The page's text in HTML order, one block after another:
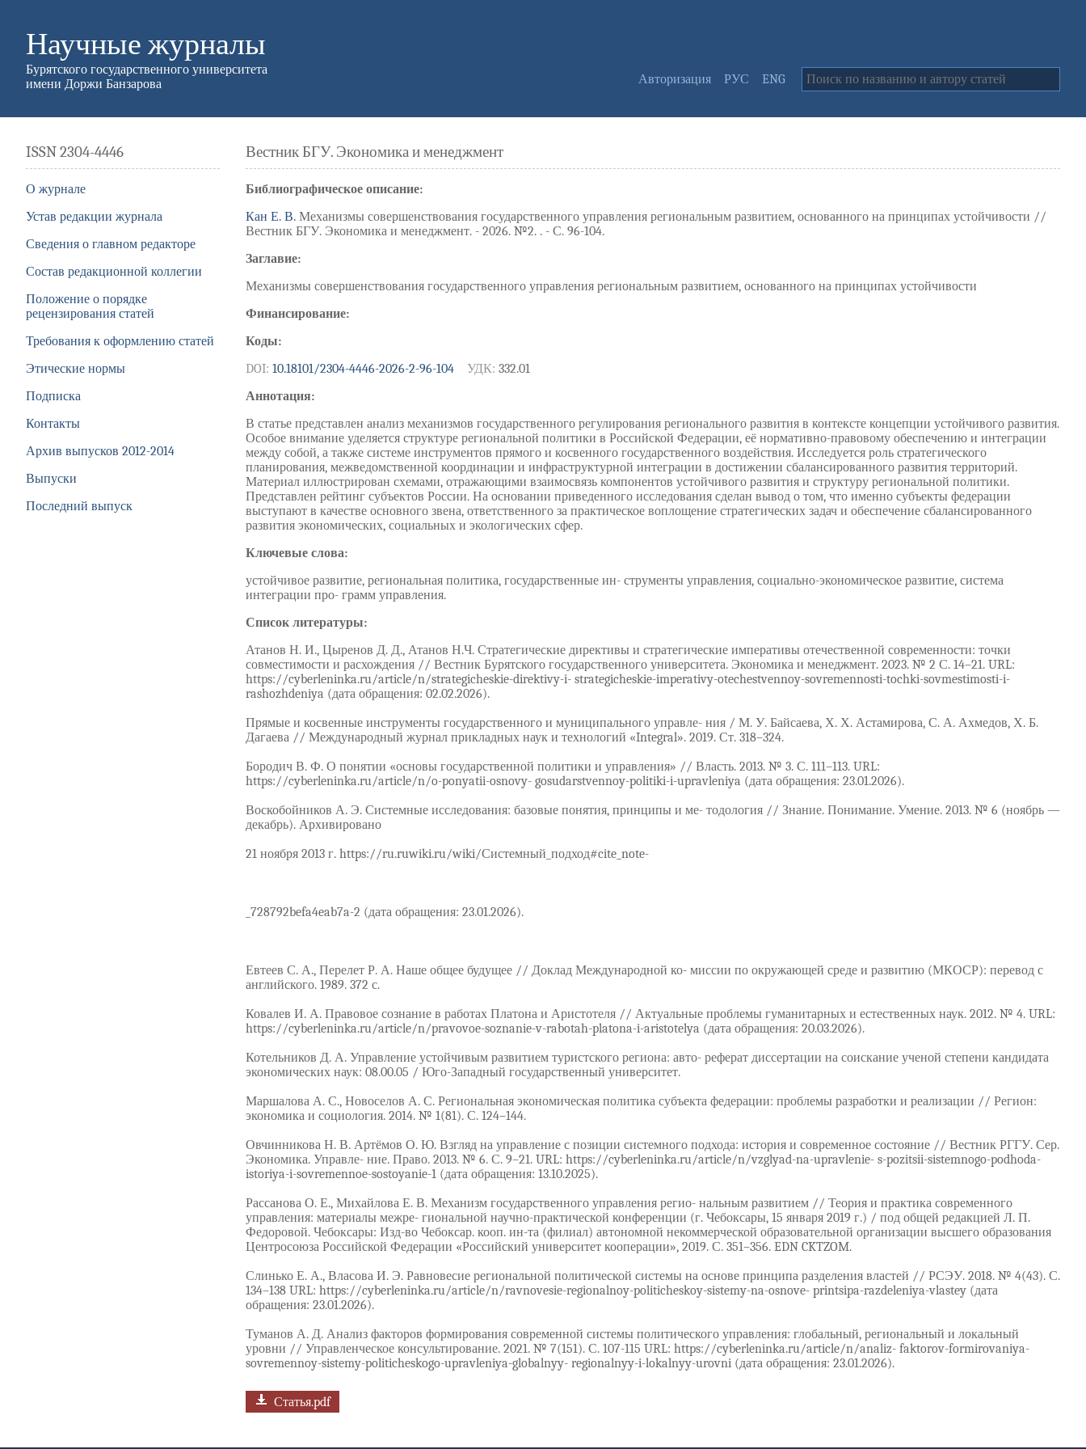
Научные журналы
Бурятского государственного университета
имени Доржи Банзарова
Авторизация РУС ENG
ISSN 2304-4446
О журнале
Устав редакции журнала
Сведения о главном редакторе
Состав редакционной коллегии
Положение о порядке
рецензирования статей
Требования к оформлению статей
Этические нормы
Подписка
Контакты
Архив выпусков 2012-2014
Выпуски
Последний выпуск
Вестник БГУ. Экономика и менеджмент
Библиографическое описание:
Кан Е. В. Механизмы совершенствования государственного управления региональным развитием, основанного на принципах устойчивости //
Вестник БГУ. Экономика и менеджмент. - 2026. №2. . - С. 96-104.
Заглавие:
Механизмы совершенствования государственного управления региональным развитием, основанного на принципах устойчивости
Финансирование:
Коды:
DOI: 10.18101/2304-4446-2026-2-96-104 УДК: 332.01
Аннотация:
В статье представлен анализ механизмов государственного регулирования регионального развития в контексте концепции устойчивого развития.
Особое внимание уделяется структуре региональной политики в Российской Федерации, её нормативно-правовому обеспечению и интеграции
между собой, а также системе инструментов прямого и косвенного государственного воздействия. Исследуется роль стратегического
планирования, межведомственной координации и инфраструктурной интеграции в достижении сбалансированного развития территорий.
Материал иллюстрирован схемами, отражающими взаимосвязь компонентов устойчивого развития и структуру региональной политики.
Представлен рейтинг субъектов России. На основании приведенного исследования сделан вывод о том, что именно субъекты федерации
выступают в качестве основного звена, ответственного за практическое воплощение стратегических задач и обеспечение сбалансированного
развития экономических, социальных и экологических сфер.
Ключевые слова:
устойчивое развитие, региональная политика, государственные ин- струменты управления, социально-экономическое развитие, система
интеграции про- грамм управления.
Список литературы:
Атанов Н. И., Цыренов Д. Д., Атанов Н.Ч. Стратегические директивы и стратегические императивы отечественной современности: точки
совместимости и расхождения // Вестник Бурятского государственного университета. Экономика и менеджмент. 2023. № 2 С. 14–21. URL:
https://cyberleninka.ru/article/n/strategicheskie-direktivy-i- strategicheskie-imperativy-otechestvennoy-sovremennosti-tochki-sovmestimosti-i-
rashozhdeniya (дата обращения: 02.02.2026).
Прямые и косвенные инструменты государственного и муниципального управле- ния / М. У. Байсаева, Х. Х. Астамирова, С. А. Ахмедов, Х. Б.
Дагаева // Международный журнал прикладных наук и технологий «Integral». 2019. Ст. 318–324.
Бородич В. Ф. О понятии «основы государственной политики и управления» // Власть. 2013. № 3. С. 111–113. URL:
https://cyberleninka.ru/article/n/o-ponyatii-osnovy- gosudarstvennoy-politiki-i-upravleniya (дата обращения: 23.01.2026).
Воскобойников А. Э. Системные исследования: базовые понятия, принципы и ме- тодология // Знание. Понимание. Умение. 2013. № 6 (ноябрь —
декабрь). Архивировано
21 ноября 2013 г. https://ru.ruwiki.ru/wiki/Системный_подход#cite_note-
_728792befa4eab7a-2 (дата обращения: 23.01.2026).
Евтеев С. А., Перелет Р. А. Наше общее будущее // Доклад Международной ко- миссии по окружающей среде и развитию (МКОСР): перевод с
английского. 1989. 372 с.
Ковалев И. А. Правовое сознание в работах Платона и Аристотеля // Актуальные проблемы гуманитарных и естественных наук. 2012. № 4. URL:
https://cyberleninka.ru/article/n/pravovoe-soznanie-v-rabotah-platona-i-aristotelya (дата обращения: 20.03.2026).
Котельников Д. А. Управление устойчивым развитием туристского региона: авто- реферат диссертации на соискание ученой степени кандидата
экономических наук: 08.00.05 / Юго-Западный государственный университет.
Маршалова А. С., Новоселов А. С. Региональная экономическая политика субъекта федерации: проблемы разработки и реализации // Регион:
экономика и социология. 2014. № 1(81). С. 124–144.
Овчинникова Н. В. Артёмов О. Ю. Взгляд на управление с позиции системного подхода: история и современное состояние // Вестник РГГУ. Сер.
Экономика. Управле- ние. Право. 2013. № 6. С. 9–21. URL: https://cyberleninka.ru/article/n/vzglyad-na-upravlenie- s-pozitsii-sistemnogo-podhoda-
istoriya-i-sovremennoe-sostoyanie-1 (дата обращения: 13.10.2025).
Рассанова О. Е., Михайлова Е. В. Механизм государственного управления регио- нальным развитием // Теория и практика современного
управления: материалы межре- гиональной научно-практической конференции (г. Чебоксары, 15 января 2019 г.) / под общей редакцией Л. П.
Федоровой. Чебоксары: Изд-во Чебоксар. кооп. ин-та (филиал) автономной некоммерческой образовательной организации высшего образования
Центросоюза Российской Федерации «Российский университет кооперации», 2019. С. 351–356. EDN CKTZOM.
Слинько Е. А., Власова И. Э. Равновесие региональной политической системы на основе принципа разделения властей // РСЭУ. 2018. № 4(43). С.
134–138 URL: https://cyberleninka.ru/article/n/ravnovesie-regionalnoy-politicheskoy-sistemy-na-osnove- printsipa-razdeleniya-vlastey (дата
обращения: 23.01.2026).
Туманов А. Д. Анализ факторов формирования современной системы политического управления: глобальный, региональный и локальный
уровни // Управленческое консультирование. 2021. № 7(151). С. 107-115 URL: https://cyberleninka.ru/article/n/analiz- faktorov-formirovaniya-
sovremennoy-sistemy-politicheskogo-upravleniya-globalnyy- regionalnyy-i-lokalnyy-urovni (дата обращения: 23.01.2026).
Статья.pdf